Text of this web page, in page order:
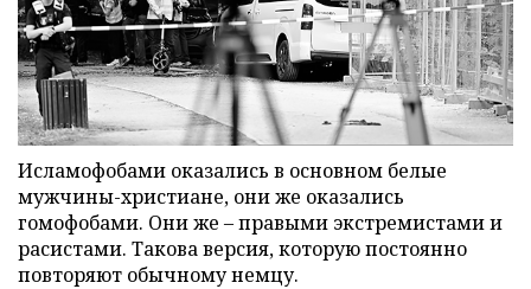
Исламофобами оказались в основном белые
мужчины-христиане, они же оказались
гомофобами. Они же – правыми экстремистами и
расистами. Такова версия, которую постоянно
повторяют обычному немцу.